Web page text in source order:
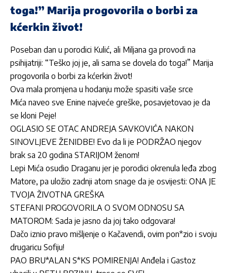
toga!” Marija progovorila o borbi za
kćerkin život!
Poseban dan u porodici Kulić, ali Miljana ga provodi na
psihijatriji: “Teško joj je, ali sama se dovela do toga!” Marija
progovorila o borbi za kćerkin život!
Ova mala promjena u hodanju može spasiti vaše srce
Mića naveo sve Enine najveće greške, posavjetovao je da
se kloni Peje!
OGLASIO SE OTAC ANDREJA SAVKOVIĆA NAKON
SINOVLJEVE ŽENIDBE! Evo da li je PODRŽAO njegov
brak sa 20 godina STARIJOM ženom!
Lepi Mića osudio Draganu jer je porodici okrenula leđa zbog
Matore, pa uložio zadnji atom snage da je osvijesti: ONA JE
TVOJA ŽIVOTNA GREŠKA
STEFANI PROGOVORILA O SVOM ODNOSU SA
MATOROM: Sada je jasno da joj tako odgovara!
Dačo iznio pravo mišljenje o Kačavendi, ovim pon*zio i svoju
drugaricu Sofiju!
PAO BRU*ALAN S*KS POMIRENJA! Anđela i Gastoz